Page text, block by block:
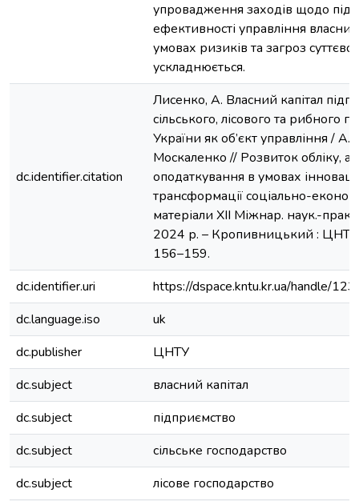
упровадження заходів щодо
ефективності управління
умовах ризиків та загроз суттєво
ускладнюється.
dc.identifier.citation
Лисенко, А. Власний капітал
сільського, лісового та рибного
України як об’єкт управління /
Москаленко // Розвиток обліку,
оподаткування в умовах
трансформації соціально-
матеріали ХІI Міжнар. наук.-
2024 р. – Кропивницький :
156–159.
dc.identifier.uri
https://dspace.kntu.kr.ua/handle/
dc.language.iso
uk
dc.publisher
ЦНТУ
dc.subject
власний капітал
dc.subject
підприємство
dc.subject
сільське господарство
dc.subject
лісове господарство